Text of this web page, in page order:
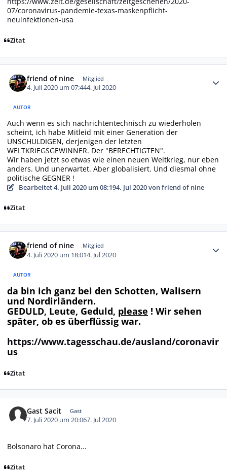
07/coronavirus-pandemie-texas-maskenpflicht-
neuinfektionen-usa
Zitat
friend of nine Mitglied
4. Juli 2020 um 07:444. Jul 2020
AUTOR
Auch wenn es sich nachrichtentechnisch zu wiederholen
scheint, ich habe Mitleid mit einer Generation der
UNSCHULDIGEN, derjenigen der letzten
WELTKRIEGSGEWINNER. Der "BERECHTIGTEN".
Wir haben jetzt so etwas wie einen neuen Weltkrieg, nur eben
anders. Und unerwartet. Aber globalisiert. Und diesmal ohne
politische GEGNER !
Bearbeitet4. Juli 2020 um 08:194. Jul 2020von friend of nine
Zitat
friend of nine Mitglied
4. Juli 2020 um 18:014. Jul 2020
AUTOR
da bin ich ganz bei den Schotten, Walisern
und Nordirländern.
GEDULD, Leute, Geduld, please ! Wir sehen
später, ob es überflüssig war.
https://www.tagesschau.de/ausland/coronavir
us
Zitat
Gast Sacit Gast
7. Juli 2020 um 20:067. Jul 2020
Bolsonaro hat Corona...
Zitat